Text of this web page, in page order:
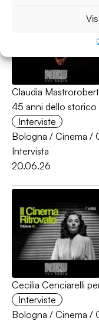
Claudia
45 anni dello
Interviste
Bologna / Cinema /
Intervista
20.06.26
Cecilia Cenciarelli
Interviste
Bologna / Cinema /